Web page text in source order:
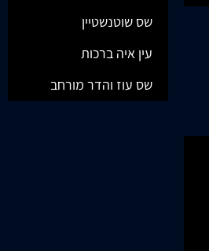
שס שוטנשטיין
עין איה ברכות
שס עוז והדר מורחב